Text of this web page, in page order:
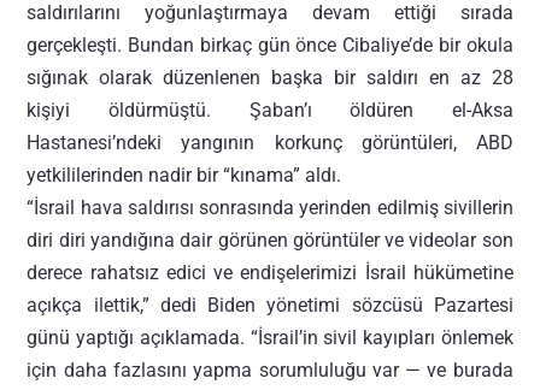
saldırılarını yoğunlaştırmaya devam ettiği sırada
gerçekleşti. Bundan birkaç gün önce Cibaliye’de bir okula
sığınak olarak düzenlenen başka bir saldırı en az 28
kişiyi öldürmüştü. Şaban’ı öldüren el-Aksa
Hastanesi’ndeki yangının korkunç görüntüleri, ABD
yetkililerinden nadir bir “kınama” aldı.
“İsrail hava saldırısı sonrasında yerinden edilmiş sivillerin
diri diri yandığına dair görünen görüntüler ve videolar son
derece rahatsız edici ve endişelerimizi İsrail hükümetine
açıkça ilettik,” dedi Biden yönetimi sözcüsü Pazartesi
günü yaptığı açıklamada. “İsrail’in sivil kayıpları önlemek
için daha fazlasını yapma sorumluluğu var — ve burada